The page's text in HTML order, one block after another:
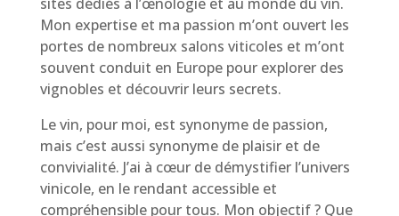
Mon expertise et ma passion m’ont ouvert les
portes de nombreux salons viticoles et m’ont
souvent conduit en Europe pour explorer des
vignobles et découvrir leurs secrets.
Le vin, pour moi, est synonyme de passion,
mais c’est aussi synonyme de plaisir et de
convivialité. J’ai à cœur de démystifier l’univers
vinicole, en le rendant accessible et
compréhensible pour tous. Mon objectif ? Que